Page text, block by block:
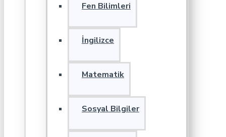
Fen Bilimleri
İngilizce
Matematik
Sosyal Bilgiler